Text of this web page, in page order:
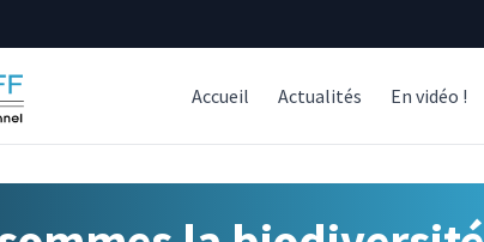
Accueil Actualités En vidéo !